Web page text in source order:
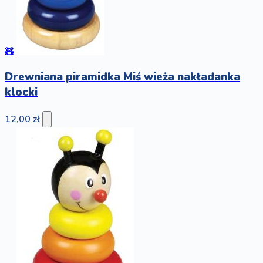
🧸
Drewniana piramidka Miś wieża nakładanka
klocki
12,00 zł